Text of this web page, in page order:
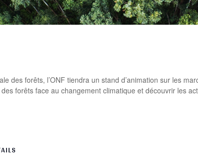
des forêts, l’ONF tiendra un stand d’animation sur les
forêts face au changement climatique et découvrir les